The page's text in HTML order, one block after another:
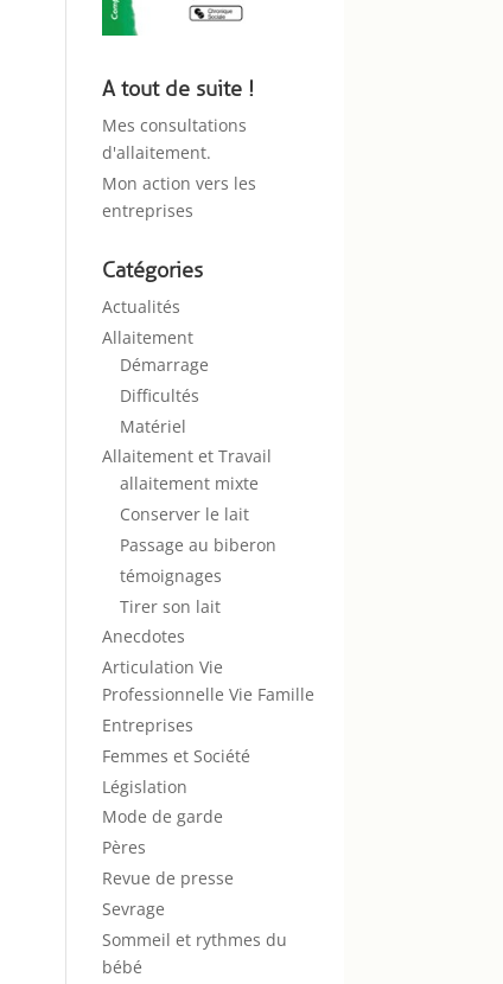
A tout de suite !
Mes consultations
d'allaitement.
Mon action vers les
entreprises
Catégories
Actualités
Allaitement
Démarrage
Difficultés
Matériel
Allaitement et Travail
allaitement mixte
Conserver le lait
Passage au biberon
témoignages
Tirer son lait
Anecdotes
Articulation Vie
Professionnelle Vie Famille
Entreprises
Femmes et Société
Législation
Mode de garde
Pères
Revue de presse
Sevrage
Sommeil et rythmes du
bébé